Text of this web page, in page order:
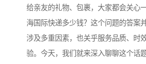
给亲友的礼物、包裹，大家都会关心
海国际快递多少钱？这个问题的答案
涉及多重因素，也关乎服务品质、时
验。今天，我们就来深入聊聊这个话